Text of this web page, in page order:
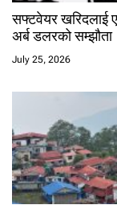
सफ्टवेयर खरिदलाई
अर्ब डलरको सम्झौता
July 25, 2026